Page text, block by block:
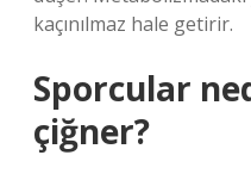
kaçınılmaz hale getirir.
Sporcular
çiğner?